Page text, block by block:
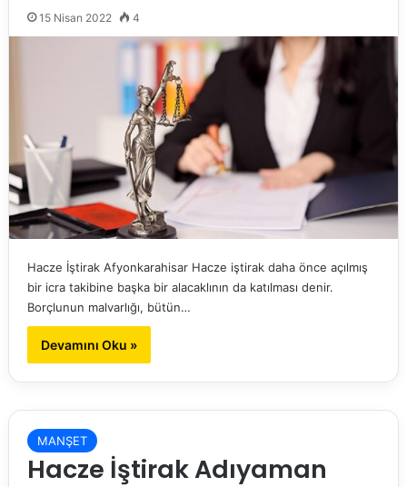
15 Nisan 2022 4
Hacze İştirak Afyonkarahisar Hacze iştirak daha önce açılmış
bir icra takibine başka bir alacaklının da katılması denir.
Borçlunun malvarlığı, bütün…
Devamını Oku »
MANŞET
Hacze İştirak Adıyaman